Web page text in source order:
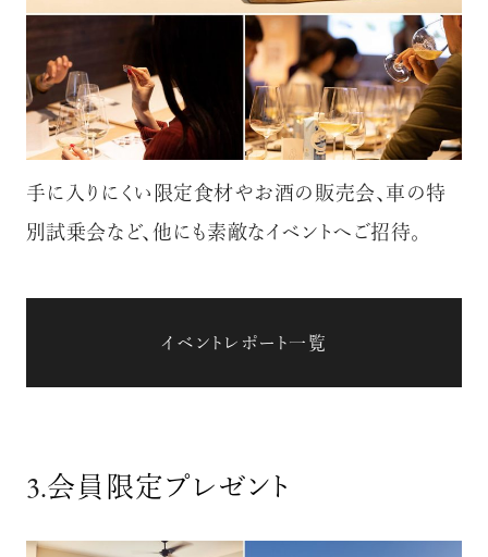
手に入りにくい限定食材やお酒の販売会、車の特
別試乗会など、他にも素敵なイベントへご招待。
イベントレポート一覧
3.会員限定プレゼント